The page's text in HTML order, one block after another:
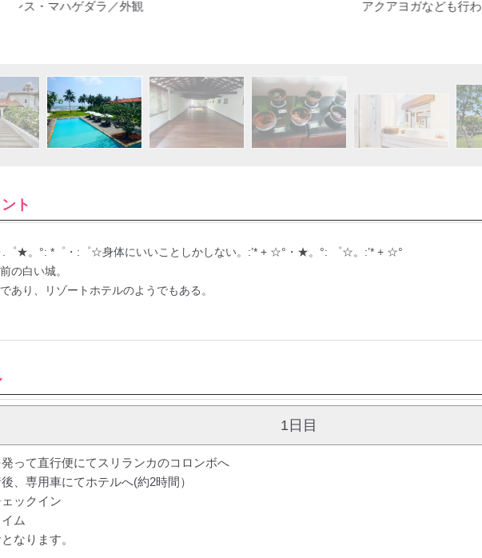
アクアヨガなども行われるヘリタンス・マハゲダラのプール
ト
★。°: *゜・:゜☆身体にいいことしかしない。:’* + ☆°・★。°: ゜☆。:’* + ☆°
の白い城。
あり、リゾートホテルのようでもある。
1日目
って直行便にてスリランカのコロンボへ
、専用車にてホテルへ(約2時間）
ックイン
ム
なります。